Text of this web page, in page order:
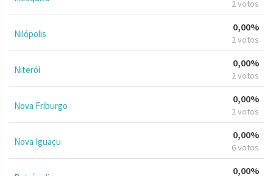
2 votos
Nilópolis
0,00%
2 votos
Niterói
0,00%
2 votos
Nova Friburgo
0,00%
2 votos
Nova Iguaçu
0,00%
6 votos
0,00%